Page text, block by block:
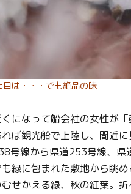
目は・・・でも絶品の味
になって船会社の女性が
ば観光船で上陸し、間近に
号線から県道253号線、県
緑に包まれた敷地から眺
せかえる緑、秋の紅葉。